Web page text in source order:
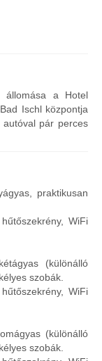
állomása a Hotel
Ischl központja
pár perces
praktikusan
WiFi
(különálló
szobák.
WiFi
(különálló
szobák.